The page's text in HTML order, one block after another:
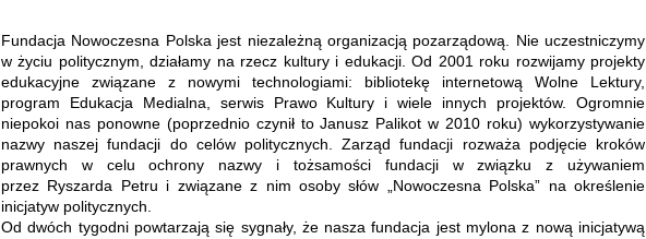
Fundacja Nowoczesna Polska jest niezależną organizacją pozarządową. Nie uczestniczymy
w życiu politycznym, działamy na rzecz kultury i edukacji. Od 2001 roku rozwijamy projekty
edukacyjne związane z nowymi technologiami: bibliotekę internetową Wolne Lektury,
program Edukacja Medialna, serwis Prawo Kultury i wiele innych projektów. Ogromnie
niepokoi nas ponowne (poprzednio czynił to Janusz Palikot w 2010 roku) wykorzystywanie
nazwy naszej fundacji do celów politycznych. Zarząd fundacji rozważa podjęcie kroków
prawnych w celuochrony nazwy i tożsamości fundacji w związku z używaniem
przez Ryszarda Petru i związanez nim osobysłów „Nowoczesna Polska” na określenie
inicjatyw politycznych.
Od dwóch tygodni powtarzają się sygnały, że nasza fundacja jest mylona z nową inicjatywą